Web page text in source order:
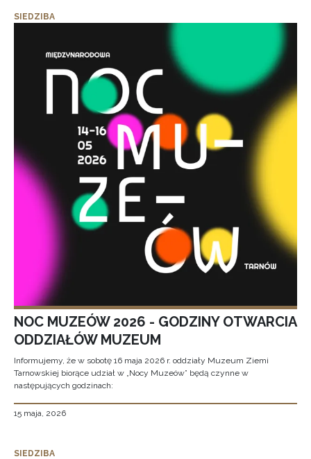
SIEDZIBA
NOC MUZEÓW 2026 - GODZINY OTWARCIA
ODDZIAŁÓW MUZEUM
Informujemy, że w sobotę 16 maja 2026 r. oddziały Muzeum Ziemi
Tarnowskiej biorące udział w „Nocy Muzeów” będą czynne w
następujących godzinach:
15 maja, 2026
SIEDZIBA